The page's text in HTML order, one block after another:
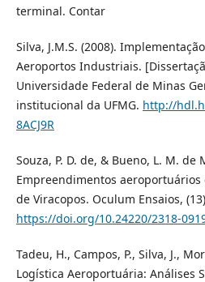
terminal. Contar
Silva, J.M.S. (2008).
Aeroportos Industriais.
Universidade Federal de Minas
institucional da UFMG. http://
8ACJ9R
Souza, P. D. de, & Bueno, L. M. de
Empreendimentos aeroportuários
de Viracopos. Oculum Ensaios,
https://doi.org/10.24220/2318-
Tadeu, H., Campos, P., Silva, J.,
Logística Aeroportuária: Análises